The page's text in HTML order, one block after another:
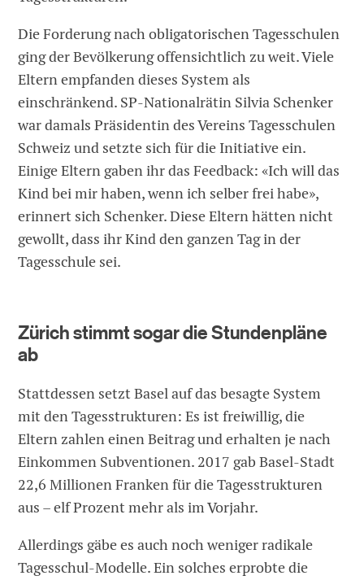
Die Forderung nach obligatorischen Tagesschulen
ging der Bevölkerung offensichtlich zu weit. Viele
Eltern empfanden dieses System als
einschränkend. SP-Nationalrätin Silvia Schenker
war damals Präsidentin des Vereins Tagesschulen
Schweiz und setzte sich für die Initiative ein.
Einige Eltern gaben ihr das Feedback: «Ich will das
Kind bei mir haben, wenn ich selber frei habe»,
erinnert sich Schenker. Diese Eltern hätten nicht
gewollt, dass ihr Kind den ganzen Tag in der
Tagesschule sei.
Zürich stimmt sogar die Stundenpläne
ab
Stattdessen setzt Basel auf das besagte System
mit den Tagesstrukturen: Es ist freiwillig, die
Eltern zahlen einen Beitrag und erhalten je nach
Einkommen Subventionen. 2017 gab Basel-Stadt
22,6 Millionen Franken für die Tagesstrukturen
aus – elf Prozent mehr als im Vorjahr.
Allerdings gäbe es auch noch weniger radikale
Tagesschul-Modelle. Ein solches erprobte die